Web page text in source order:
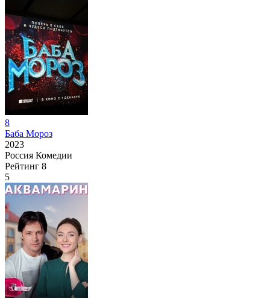
8
Баба Мороз
2023
Россия Комедии
Рейтинг 8
5